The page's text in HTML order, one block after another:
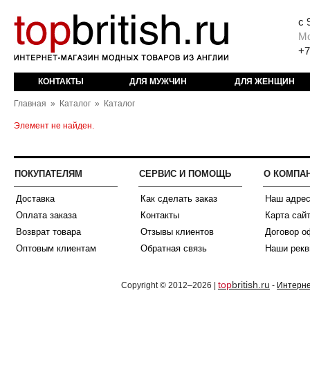
с
КОНТАКТЫ ДЛЯ МУЖЧИН ДЛЯ ЖЕНЩИН
Главная » Каталог » Каталог
Элемент не найден.
ПОКУПАТЕЛЯМ
Доставка
Оплата заказа
Возврат товара
Оптовым клиентам
СЕРВИС И ПОМОЩЬ
Как сделать заказ
Контакты
Отзывы клиентов
Обратная связь
О
Наш адрес
Карта
Договор
Наши
Copyright © 2012–2026 | topbritish.ru -